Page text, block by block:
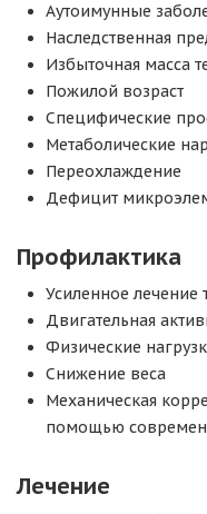
Аутоимунные
Наследственная
Избыточная масса
Пожилой возраст
Специфические
Метаболические
Переохлаждение
Дефицит
Профилактика
Усиленное лечение
Двигательная
Физические
Снижение веса
Механическая
помощью
Лечение